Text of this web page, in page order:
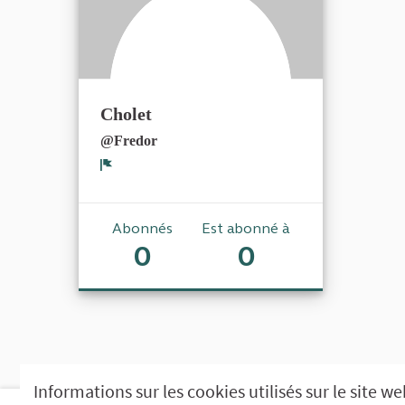
Informations sur les cookies utilisés sur le site
Cholet
@Fredor
Abonnés
0
Est abonné à
0